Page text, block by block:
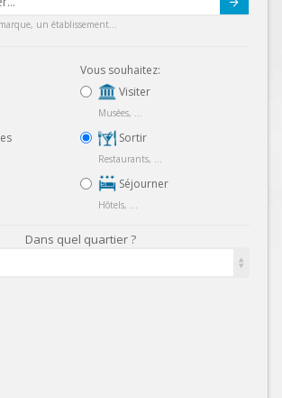
un établissement...
Vous souhaitez:
Visiter
Musées, ...
Sortir
Restaurants, ...
Séjourner
Hôtels, ...
Dans quel quartier ?